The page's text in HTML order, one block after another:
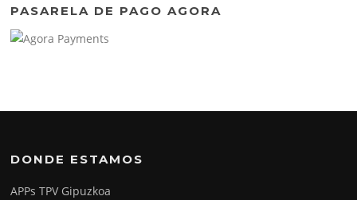
PASARELA DE PAGO AGORA
DONDE ESTAMOS
APPs TPV Gipuzkoa